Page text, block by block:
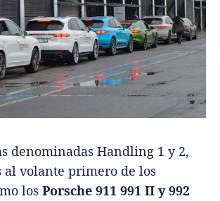
denominadas Handling 1 y 2,
al volante primero de los
los Porsche 911 991 II y 992